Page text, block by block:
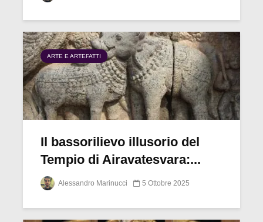
ARTE E ARTEFATTI
Il bassorilievo illusorio del
Tempio di Airavatesvara:...
Alessandro Marinucci 5 Ottobre 2025